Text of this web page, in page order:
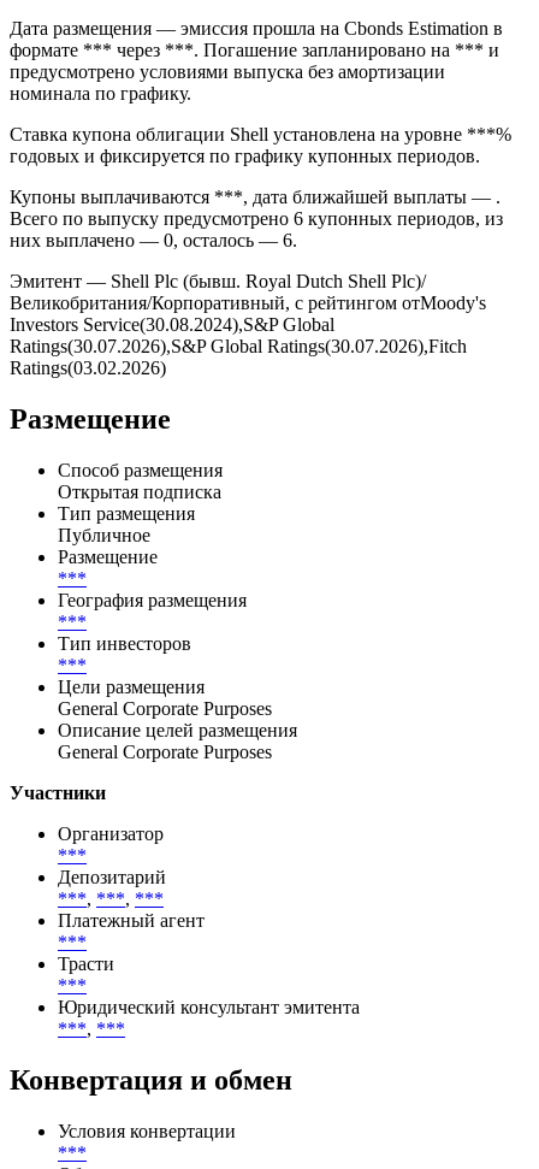
Дата размещения — эмиссия прошла на Cbonds Estimation в
формате *** через ***. Погашение запланировано на *** и
предусмотрено условиями выпуска без амортизации
номинала по графику.
Ставка купона облигации Shell установлена на уровне ***%
годовых и фиксируется по графику купонных периодов.
Купоны выплачиваются ***, дата ближайшей выплаты — .
Всего по выпуску предусмотрено 6 купонных периодов, из
них выплачено — 0, осталось — 6.
Эмитент — Shell Plc (бывш. Royal Dutch Shell Plc)/
Великобритания/Корпоративный, с рейтингом отMoody's
Investors Service(30.08.2024),S&P Global
Ratings(30.07.2026),S&P Global Ratings(30.07.2026),Fitch
Ratings(03.02.2026)
Размещение
Способ размещения
Открытая подписка
Тип размещения
Публичное
Размещение
***
География размещения
***
Тип инвесторов
***
Цели размещения
General Corporate Purposes
Описание целей размещения
General Corporate Purposes
Участники
Организатор
***
Депозитарий
***, ***, ***
Платежный агент
***
Трасти
***
Юридический консультант эмитента
***, ***
Конвертация и обмен
Условия конвертации
***